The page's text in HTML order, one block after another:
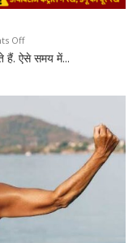
Offon
टाइप-2
वाले
सावधान
!
हैं. ऐसे समय में...